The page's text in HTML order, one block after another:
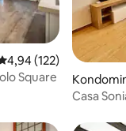
rata-rata 4,94 dari
4,94 (122)
Square
Casa